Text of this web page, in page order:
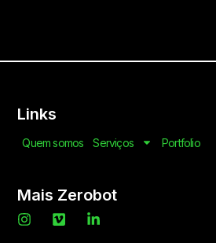
Links
Quem somos Serviços Portfolio
Mais Zerobot